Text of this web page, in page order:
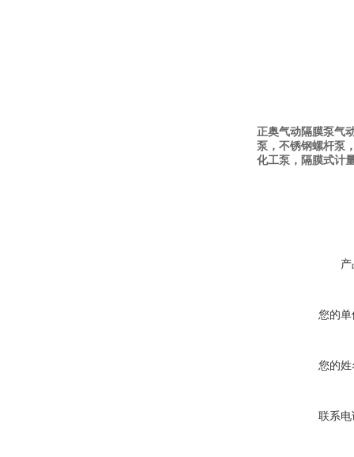
正奥气动隔膜泵气
泵，不锈钢螺杆泵
化工泵，隔膜式计
您的单
您的姓
联系电